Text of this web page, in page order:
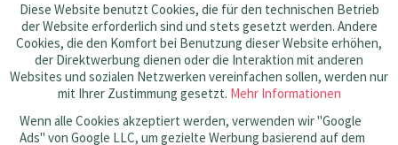
Diese Website benutzt Cookies, die für den technischen Betrieb
der Website erforderlich sind und stets gesetzt werden. Andere
Cookies, die den Komfort bei Benutzung dieser Website erhöhen,
der Direktwerbung dienen oder die Interaktion mit anderen
Websites und sozialen Netzwerken vereinfachen sollen, werden nur
mit Ihrer Zustimmung gesetzt. Mehr Informationen
Wenn alle Cookies akzeptiert werden, verwenden wir "Google
Ads" von Google LLC, um gezielte Werbung basierend auf dem